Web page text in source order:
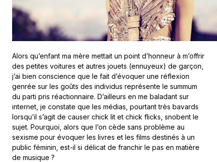
Alors qu’enfant ma mère mettait un point d’honneur à m’offrir
des petites voitures et autres jouets (ennuyeux) de garçon,
j’ai bien conscience que le fait d’évoquer une réflexion
genrée sur les goûts des individus représente le summum
du parti pris réactionnaire. D’ailleurs en me baladant sur
internet, je constate que les médias, pourtant très bavards
lorsqu’il s’agit de causer chick lit et chick flicks, snobent le
sujet. Pourquoi, alors que l’on cède sans problème au
sexisme pour évoquer les livres et les films destinés à un
public féminin, est-il si délicat de franchir le pas en matière
de musique ?